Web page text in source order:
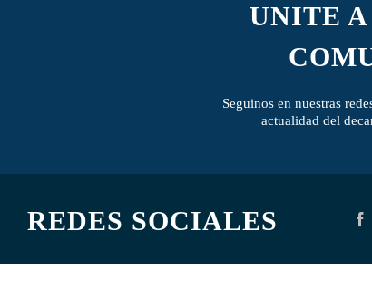
UNITE A
Seguinos en nuestras
actualidad del
REDES SOCIALES